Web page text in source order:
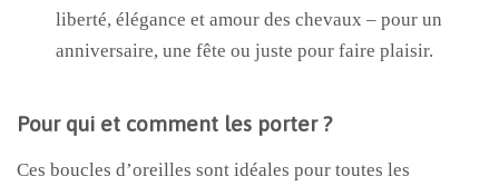
liberté, élégance et amour des chevaux – pour un
anniversaire, une fête ou juste pour faire plaisir.
Pour qui et comment les porter ?
Ces boucles d’oreilles sont idéales pour toutes les